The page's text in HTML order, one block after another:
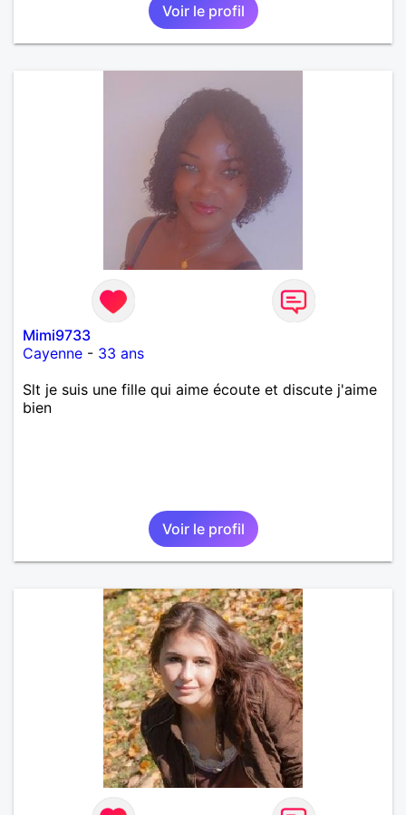
Voir le profil
Mimi9733
Cayenne - 33 ans
Slt je suis une fille qui aime écoute et discute j'aime
bien
Voir le profil